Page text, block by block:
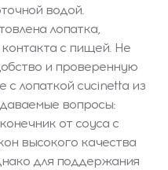
водой.
лопатка,
с пищей. Не
и проверенную
с лопаткой cucinetta из
вопросы:
от соуса с
высокого качества
для поддержания